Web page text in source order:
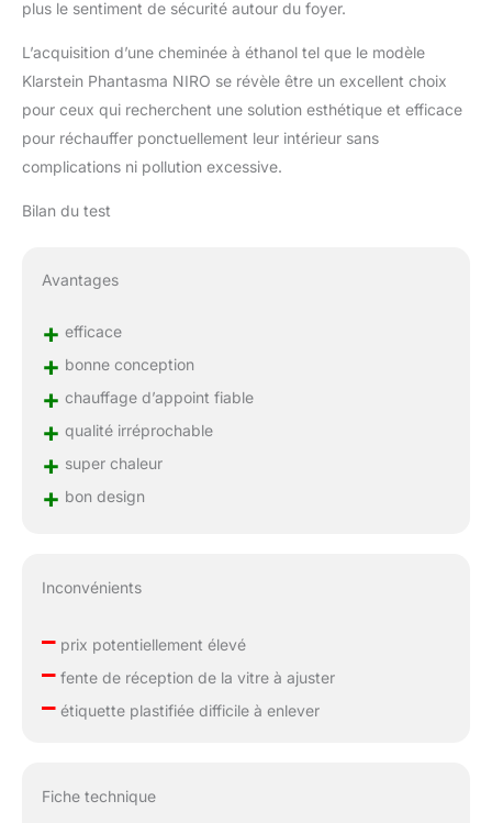
plus le sentiment de sécurité autour du foyer.
L’acquisition d’une cheminée à éthanol tel que le modèle
Klarstein Phantasma NIRO se révèle être un excellent choix
pour ceux qui recherchent une solution esthétique et efficace
pour réchauffer ponctuellement leur intérieur sans
complications ni pollution excessive.
Bilan du test
Avantages
+ efficace
+ bonne conception
+ chauffage d’appoint fiable
+ qualité irréprochable
+ super chaleur
+ bon design
Inconvénients
–prix potentiellement élevé
–fente de réception de la vitre à ajuster
–étiquette plastifiée difficile à enlever
Fiche technique